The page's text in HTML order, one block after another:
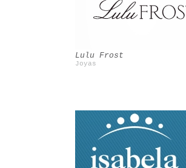
Lulu Frost
Joyas
Le blog de Betty
Poncelet